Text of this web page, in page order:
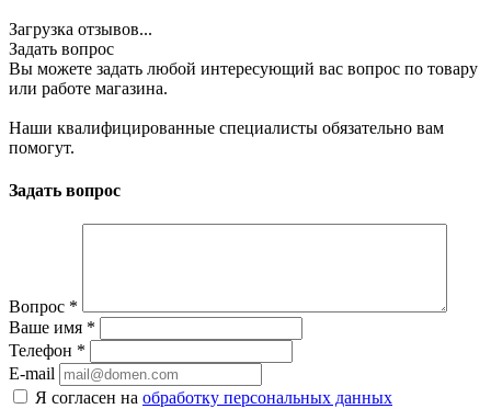
Загрузка отзывов...
Задать вопрос
Вы можете задать любой интересующий вас вопрос по товару
или работе магазина.
Наши квалифицированные специалисты обязательно вам
помогут.
Задать вопрос
Вопрос *
Ваше имя *
Телефон *
E-mail
Я согласен на обработку персональных данных